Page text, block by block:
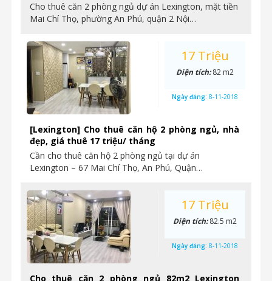
Cho thuê căn 2 phòng ngủ dự án Lexington, mặt tiền
Mai Chí Thọ, phường An Phú, quận 2 Nội…
[Lexington] Cho thuê căn hộ 2 phòng ngủ, nhà
đẹp, giá thuê 17 triệu/ tháng
Cần cho thuê căn hộ 2 phòng ngủ tại dự án
Lexington – 67 Mai Chí Thọ, An Phú, Quận…
17 Triệu
Diện tích:82 m2
Ngày đăng: 8-11-2018
Cho thuê căn 2 phòng ngủ 82m2 Lexington
17 Triệu
Diện tích:82.5 m2
Ngày đăng: 8-11-2018